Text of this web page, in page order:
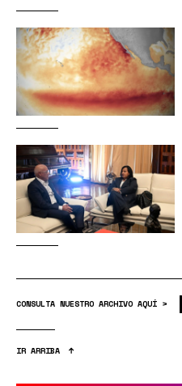
CONSULTA NUESTRO ARCHIVO AQUÍ >
IR ARRIBA